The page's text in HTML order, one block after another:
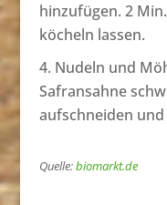
hinzufügen. 2
köcheln lassen.
Nudeln und
Safransahne
aufschneiden
Quelle:biomarkt.de